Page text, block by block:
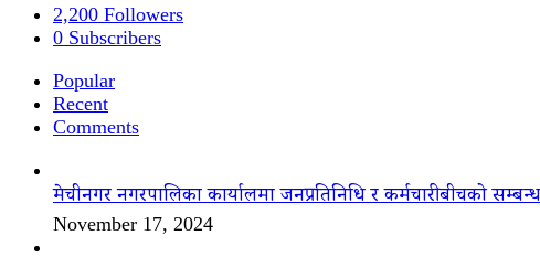
2,200 Followers
0 Subscribers
Popular
Recent
Comments
मेचीनगर नगरपालिका कार्यालमा जनप्रतिनिधि र कर्मचारीबीचको
November 17, 2024